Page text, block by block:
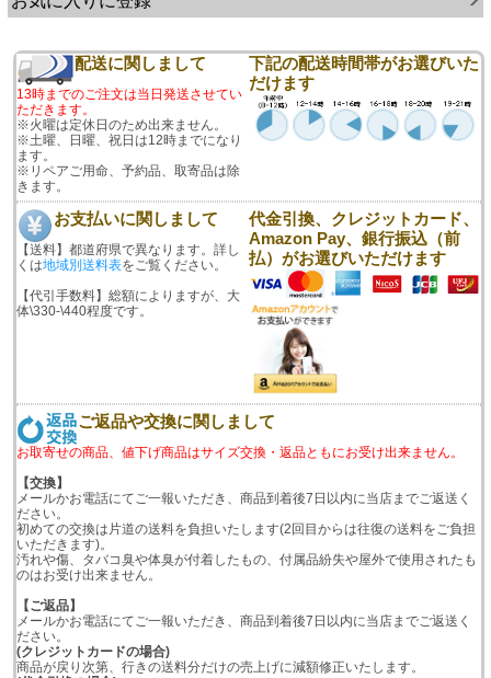
配送に関しまして
13時までのご注文は当日発送させてい
ただきます。
※火曜は定休日のため出来ません。
※土曜、日曜、祝日は12時までになり
ます。
※リペアご用命、予約品、取寄品は除
きます。
下記の配送時間帯がお選びいた
だけます
お支払いに関しまして
【送料】都道府県で異なります。詳し
くは地域別送料表をご覧ください。
【代引手数料】総額によりますが、大
体\330-\440程度です。
代金引換、クレジットカード、
Amazon Pay、銀行振込（前
払）がお選びいただけます
ご返品や交換に関しまして
お取寄せの商品、値下げ商品はサイズ交換・返品ともにお受け出来ません。
【交換】
メールかお電話にてご一報いただき、商品到着後7日以内に当店までご返送く
ださい。
初めての交換は片道の送料を負担いたします(2回目からは往復の送料をご負担
いただきます)。
汚れや傷、タバコ臭や体臭が付着したもの、付属品紛失や屋外で使用されたも
のはお受け出来ません。
【ご返品】
メールかお電話にてご一報いただき、商品到着後7日以内に当店までご返送く
ださい。
(クレジットカードの場合)
商品が戻り次第、行きの送料分だけの売上げに減額修正いたします。